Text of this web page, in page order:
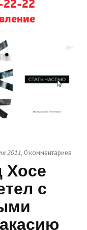
22-22
2011, 0 комментариев
Хосе
с